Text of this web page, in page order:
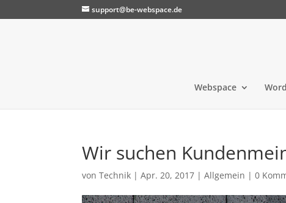
support@be-webspace.de
Webspace
Wir suchen
vonTechnik |Apr. 20, 2017 |Allgemein |0